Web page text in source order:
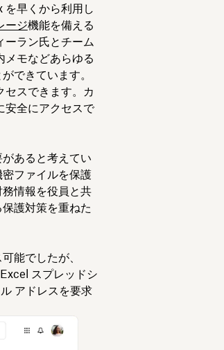
早くから利用し
ージ機能を備える
ラン氏とチーム
モなどあらゆる
できています。
セスできます。カ
安全にアクセスで
あると考えてい
ファイルを保護
情報を役員と共
護対策を重ねた
能でしたが、
スプレッドシ
アドレスを要求